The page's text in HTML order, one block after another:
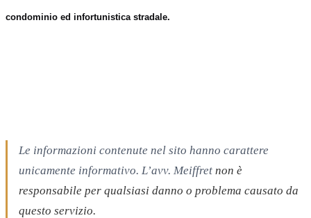
condominio ed infortunistica stradale.
Le informazioni contenute nel sito hanno carattere
unicamente informativo. L’avv. Meiffret non è
responsabile per qualsiasi danno o problema causato da
questo servizio.